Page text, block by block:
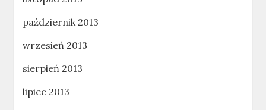
październik 2013
wrzesień 2013
sierpień 2013
lipiec 2013